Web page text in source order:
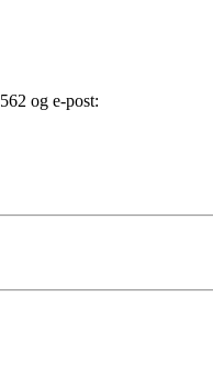
og e-post: